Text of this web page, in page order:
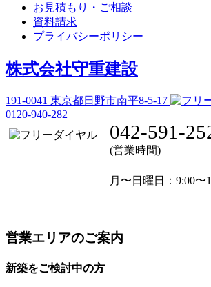
お見積もり・ご相談
資料請求
プライバシーポリシー
株式会社守重建設
191-0041 東京都日野市南平8-5-17
0120-940-282
042-591-
(営業時間)
月〜日曜日 ：9:00〜
営業エリアのご案内
新築をご検討中の方